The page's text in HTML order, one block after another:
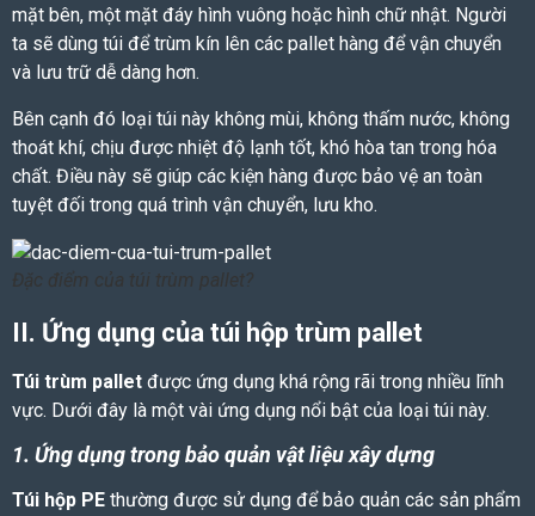
mặt bên, một mặt đáy hình vuông hoặc hình chữ nhật. Người
ta sẽ dùng túi để trùm kín lên các pallet hàng để vận chuyển
và lưu trữ dễ dàng hơn.
Bên cạnh đó loại túi này không mùi, không thấm nước, không
thoát khí, chịu được nhiệt độ lạnh tốt, khó hòa tan trong hóa
chất. Điều này sẽ giúp các kiện hàng được bảo vệ an toàn
tuyệt đối trong quá trình vận chuyển, lưu kho.
Đặc điểm của túi trùm pallet?
II. Ứng dụng của túi hộp trùm pallet
Túi trùm pallet được ứng dụng khá rộng rãi trong nhiều lĩnh
vực. Dưới đây là một vài ứng dụng nổi bật của loại túi này.
1. Ứng dụng trong bảo quản vật liệu xây dựng
Túi hộp PE thường được sử dụng để bảo quản các sản phẩm